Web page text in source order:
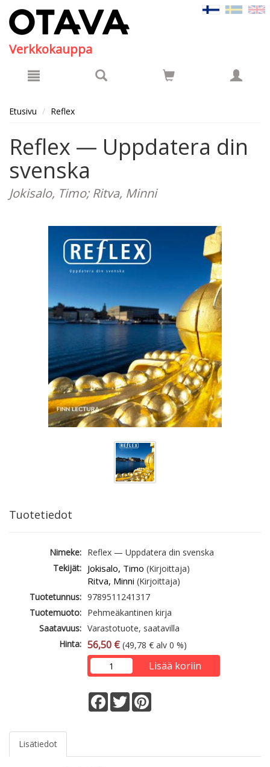
Verkkokauppa
Etusivu Reflex
Reflex — Uppdatera din
svenska
Jokisalo, Timo; Ritva, Minni
Tuotetiedot
Nimeke: Reflex — Uppdatera din svenska
Tekijät: Jokisalo, Timo (Kirjoittaja)
Ritva, Minni (Kirjoittaja)
Tuotetunnus: 9789511241317
Tuotemuoto: Pehmeäkantinen kirja
Saatavuus: Varastotuote, saatavilla
Hinta: 56,50 € (49,78 € alv 0 %)
Lisää koriin
Facebook
Twitter
Lisätiedot